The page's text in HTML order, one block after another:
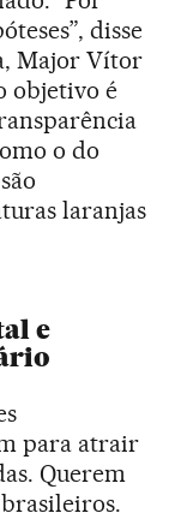
disse
Major Vítor
objetivo é
o do
laranjas
e
para atrair
Querem
brasileiros.